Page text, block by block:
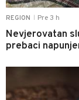
REGION Pre 3 h
Nevjerovatan
prebaci